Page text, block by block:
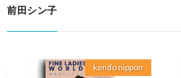
前田シン子
kendo nippon